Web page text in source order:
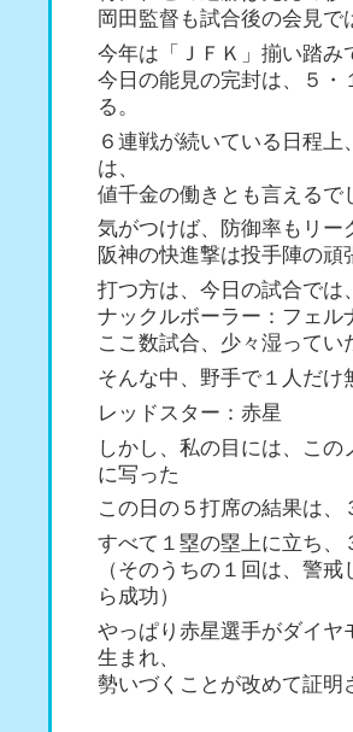
岡田監督も試合後の会見
今年は「ＪＦＫ」揃い踏み
今日の能見の完封は、５・
る。
６連戦が続いている日程
は、
値千金の働きとも言えるで
気がつけば、防御率もリー
阪神の快進撃は投手陣の頑
打つ方は、今日の試合では
ナックルボーラー：フェル
ここ数試合、少々湿って
そんな中、野手で１人だけ
レッドスター：赤星
しかし、私の目には、こ
に写った
この日の５打席の結果は
すべて１塁の塁上に立ち、
（そのうちの１回は、警
ら成功）
やっぱり赤星選手がダイヤ
生まれ、
勢いづくことが改めて証明